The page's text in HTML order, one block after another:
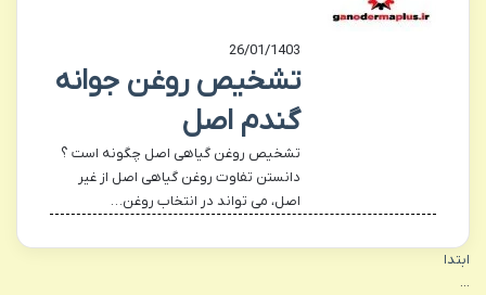
26/01/1403
تشخیص روغن جوانه
گندم اصل
تشخیص روغن گیاهی اصل چگونه است ؟
دانستن تفاوت روغن گیاهی اصل از غیر
اصل، می تواند در انتخاب روغن…
ابتدا
...